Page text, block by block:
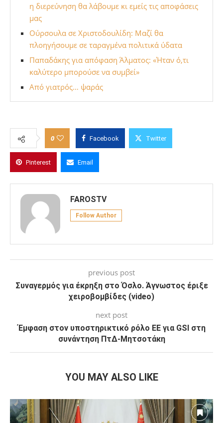
η διερεύνηση θα λάβουμε κι εμείς τις αποφάσεις
μας
Ούρσουλα σε Χριστοδουλίδη: Μαζί θα
πλοηγήσουμε σε ταραγμένα πολιτικά ύδατα
Παπαδάκης για απόφαση Άλματος: «Ήταν ό,τι
καλύτερο μπορούσε να συμβεί»
Από γιατρός… ψαράς
0 Facebook Twitter
Pinterest Email
FAROSTV
Follow Author
previous post
Συναγερμός για έκρηξη στο Όσλο. Άγνωστος έριξε
χειροβομβίδες (video)
next post
Έμφαση στον υποστηρικτικό ρόλο ΕΕ για GSI στη
συνάντηση ΠτΔ-Μητσοτάκη
YOU MAY ALSO LIKE